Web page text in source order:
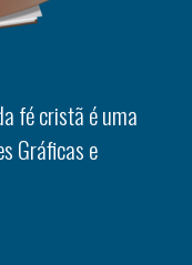
fé cristã é uma
Gráficas e